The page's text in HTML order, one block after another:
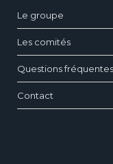
Le groupe
Les comités
Questions fréquentes
Contact